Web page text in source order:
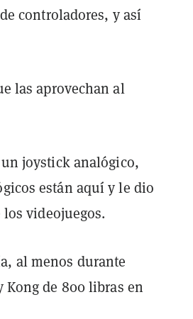
controladores, y así
las aprovechan al
joystick analógico,
están aquí y le dio
videojuegos.
al menos durante
de 800 libras en